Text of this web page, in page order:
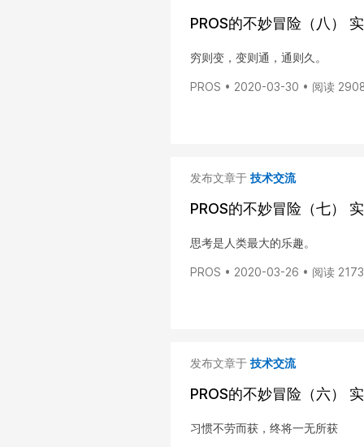
PROS的不妙冒险（八）
穷则变，变则通，通则久。
PROS • 2020-03-30 • 阅读
发布文章于 技术交流
PROS的不妙冒险（七）
思考是人类最大的乐趣。
PROS • 2020-03-26 • 阅读 2173
发布文章于 技术交流
PROS的不妙冒险（六）
习惯不劳而获，终将一无所获